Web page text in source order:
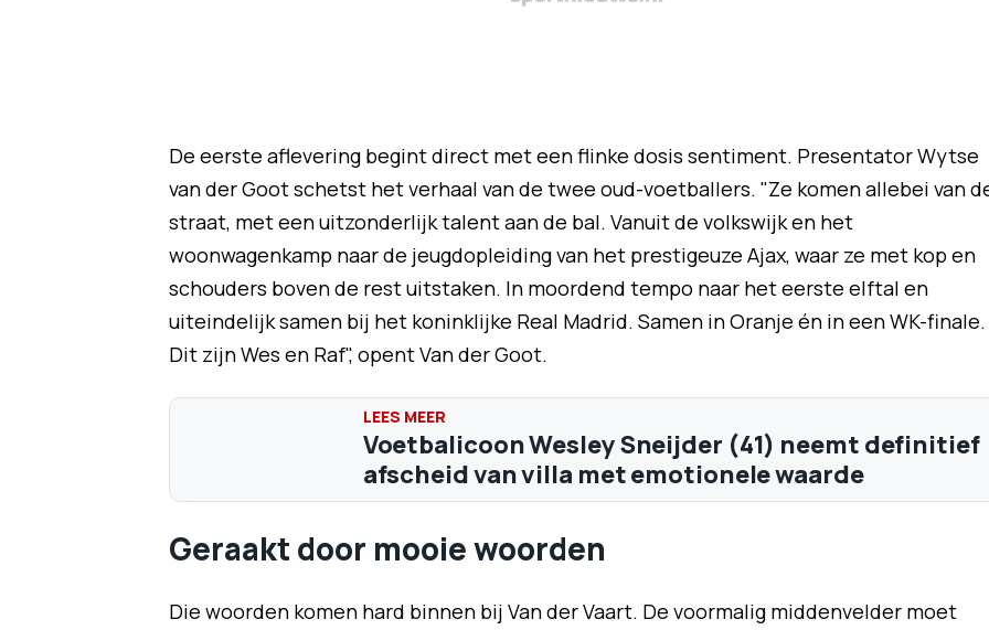
De eerste aflevering begint direct met een flinke dosis sentiment. Presentator Wytse
van der Goot schetst het verhaal van de twee oud-voetballers. "Ze komen allebei van
straat, met een uitzonderlijk talent aan de bal. Vanuit de volkswijk en het
woonwagenkamp naar de jeugdopleiding van het prestigeuze Ajax, waar ze met kop en
schouders boven de rest uitstaken. In moordend tempo naar het eerste elftal en
uiteindelijk samen bij het koninklijke Real Madrid. Samen in Oranje én in een WK-finale.
Dit zijn Wes en Raf", opent Van der Goot.
Voetbalicoon Wesley Sneijder (41) neemt definitief
afscheid van villa met emotionele waarde
Geraakt door mooie woorden
Die woorden komen hard binnen bij Van der Vaart. De voormalig middenvelder moet